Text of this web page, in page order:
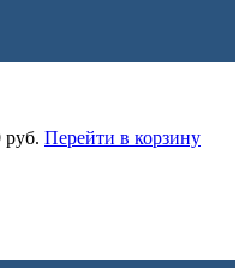
руб. Перейти в корзину